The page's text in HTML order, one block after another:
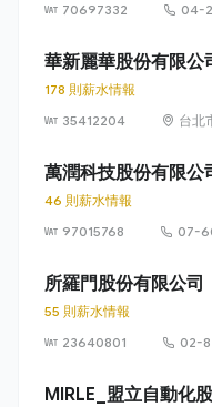
70697332
04-
華新麗華股份有限公
178 則薪水情報
35412204
台北
萬潤科技股份有限公
46 則薪水情報
97015768
07-
所羅門股份有限公司
55 則薪水情報
23640801
02-
MIRLE_盟立自動化